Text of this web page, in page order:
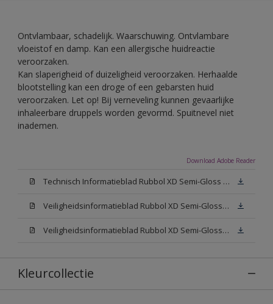
Ontvlambaar, schadelijk. Waarschuwing. Ontvlambare
vloeistof en damp. Kan een allergische huidreactie
veroorzaken.
Kan slaperigheid of duizeligheid veroorzaken. Herhaalde
blootstelling kan een droge of een gebarsten huid
veroorzaken. Let op! Bij verneveling kunnen gevaarlijke
inhaleerbare druppels worden gevormd. Spuitnevel niet
inademen.
Download Adobe Reader
Technisch Informatieblad Rubbol XD Semi-Gloss (PDF)
Veiligheidsinformatieblad Rubbol XD Semi-Gloss White W05 (MSDS)
Veiligheidsinformatieblad Rubbol XD Semi-Gloss N00 (MSDS)
Kleurcollectie